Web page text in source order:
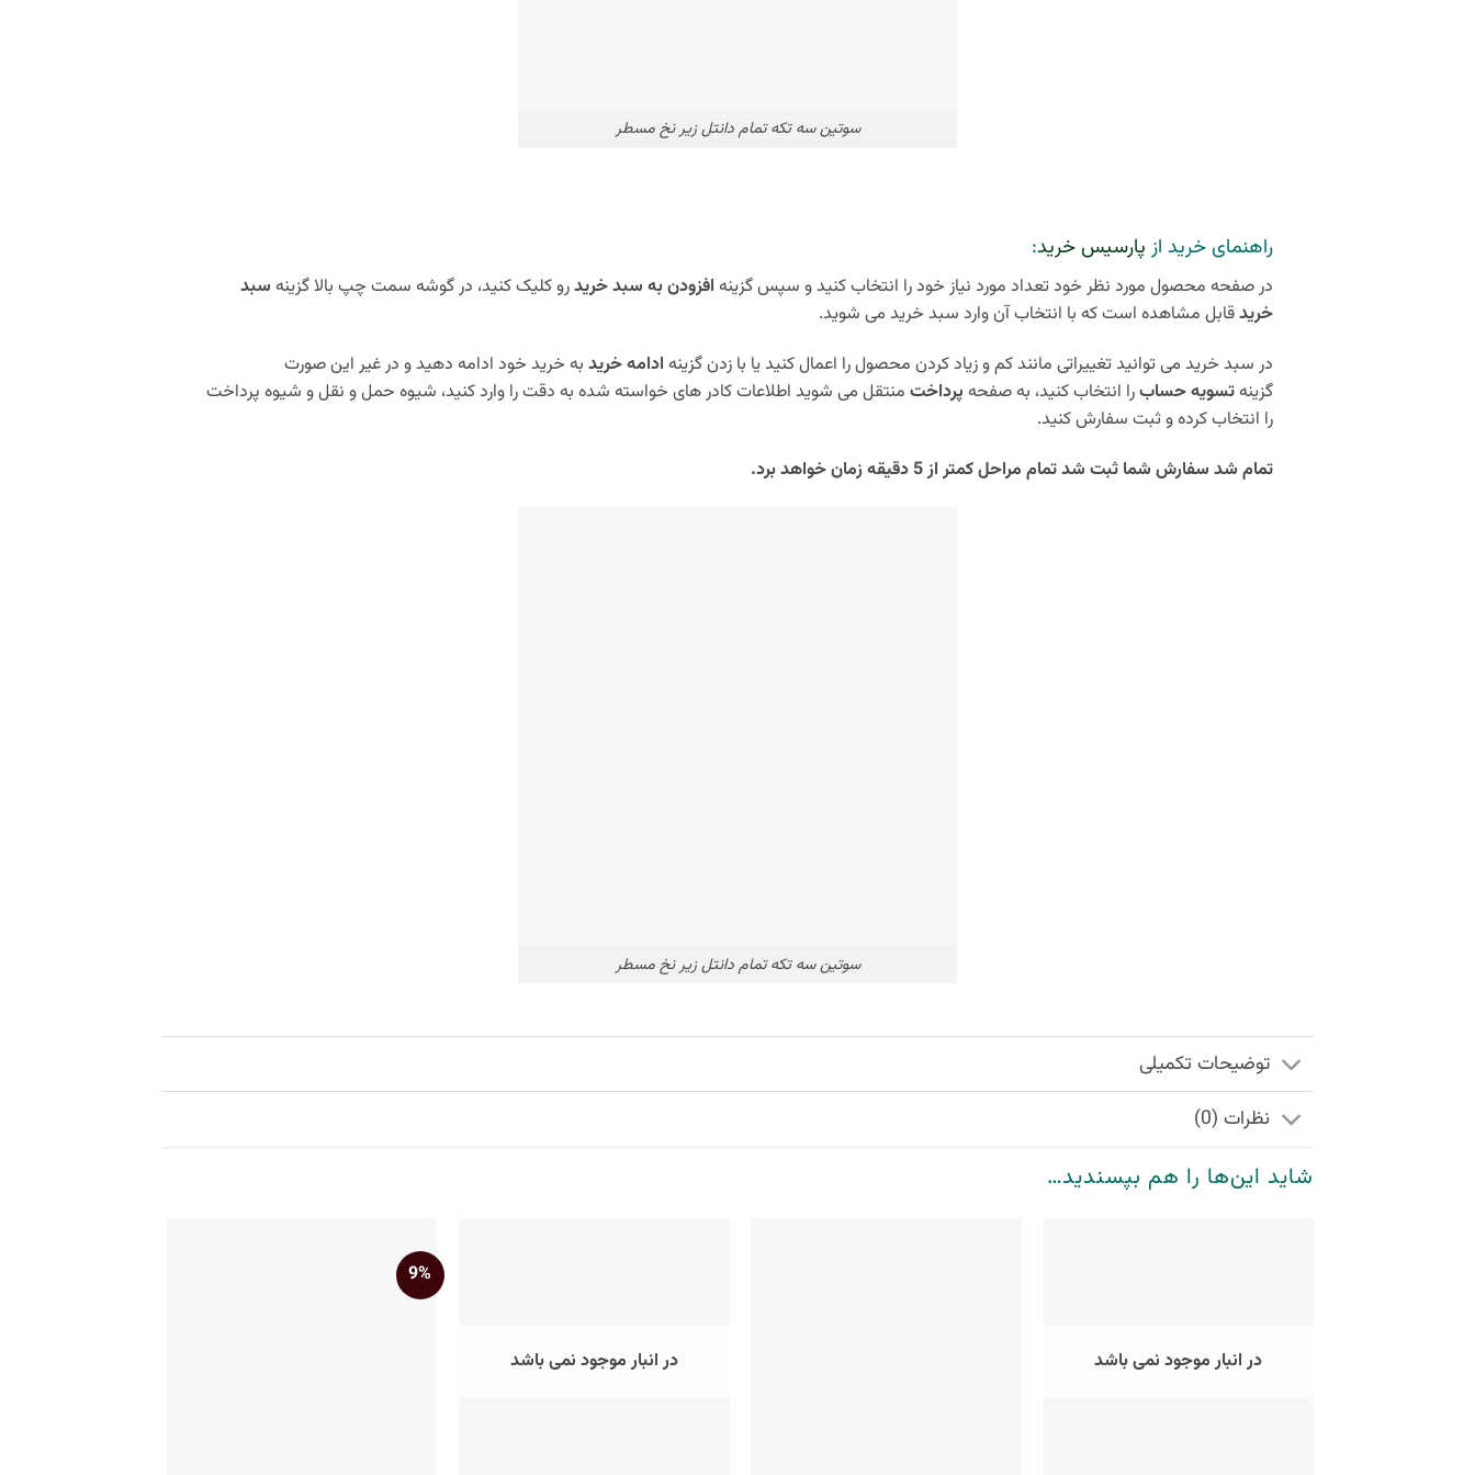
سوتین سه تکه تمام دانتل زیر نخ مسطر
راهنمای خرید از پارسیس خرید:
در صفحه محصول مورد نظر خود تعداد مورد نیاز خود را انتخاب کنید و سپس گزینه افزودن به سبد خریدرو کلیک کنید، در گوشه سمت چپ بالا گزینه سبد
خریدقابل مشاهده است که با انتخاب آن وارد سبد خرید می شوید.
در سبد خرید می توانید تغییراتی مانند کم و زیاد کردن محصول را اعمال کنید یا با زدن گزینه ادامه خریدبه خرید خود ادامه دهید و در غیر این صورت
گزینهتسویه حسابرا انتخاب کنید، به صفحه پرداختمنتقل می شوید اطلاعات کادر های خواسته شده به دقت را وارد کنید، شیوه حمل و نقل و شیوه پرداخت
را انتخاب کرده و ثبت سفارش کنید.
تمام شد سفارش شما ثبت شد تمام مراحل کمتر از 5 دقیقه زمان خواهد برد.
سوتین سه تکه تمام دانتل زیر نخ مسطر
توضیحات تکمیلی
نظرات (0)
شاید این‌ها را هم بپسندید…
در انبار موجود نمی باشد در انبار موجود نمی باشد
9%